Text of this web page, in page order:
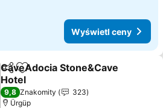
Wyświetl ceny
Udostępnij
Dodaj do ulubionych
CaveAdocia Stone&Cave
Hotel
Wyświetl ceny
9,8 Znakomity
323
Ürgüp